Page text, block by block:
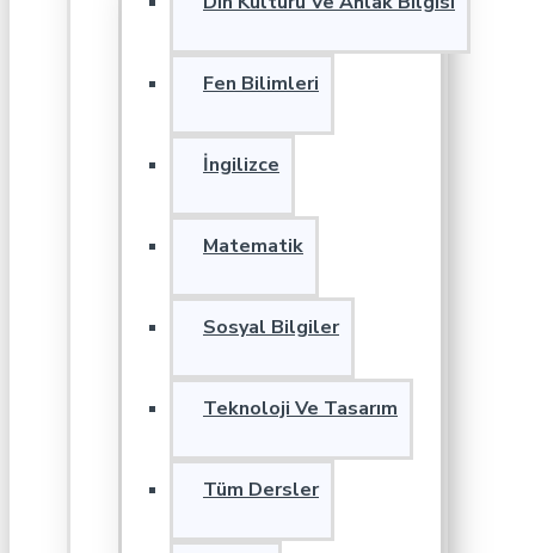
Fen Bilimleri
İngilizce
Matematik
Sosyal Bilgiler
Teknoloji Ve Tasarım
Tüm Dersler